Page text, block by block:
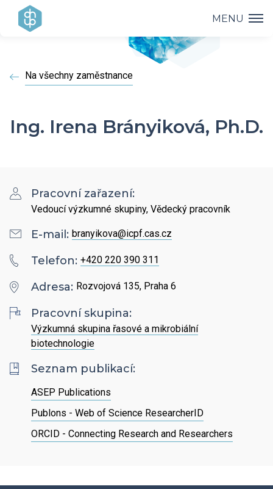
MENU
Vedení ústavu
Výzkumné skupiny a oddělení
Dokumenty ke stažení
Povinně zveřejňované informace
Ombudsman a ombudsmanka ÚCHP
Odpovědi na žádosti o poskytnutí informací
Výzkum
Vědecké úspěchy
Covid-19
Operační programy
Strategie AV21
Grantová agentura ÚCHP
Hálovy přednášky
PhD Studium
Knihovna
Popularizace
Zaměstnanci
Hledat
Intranet
EN
Na všechny zaměstnance
Ing. Irena Brányiková, Ph.D.
Pracovní zařazení:
Vedoucí výzkumné skupiny, Vědecký pracovník
E-mail: branyikova@icpf.cas.cz
Telefon: +420 220 390 311
Adresa: Rozvojová 135, Praha 6
Pracovní skupina:
Výzkumná skupina řasové a mikrobiální
biotechnologie
Seznam publikací:
ASEP Publications
Publons - Web of Science ResearcherID
ORCID - Connecting Research and Researchers